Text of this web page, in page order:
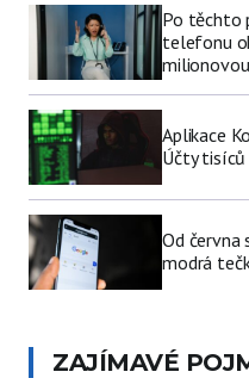
Po těchto
telefonu
Aplikace
Účty
Od června
modrá
ZAJÍMAVÉ